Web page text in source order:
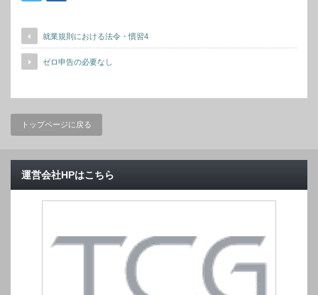
就業規則における法令・慣習4
ゼロ申告の必要なし
トップページに戻る
運営会社HPはこちら